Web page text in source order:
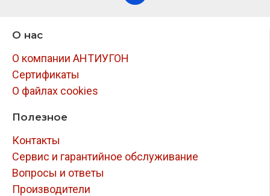
О нас
О компании АНТИУГОН
Сертификаты
О файлах cookies
Полезное
Контакты
Сервис и гарантийное обслуживание
Вопросы и ответы
Производители